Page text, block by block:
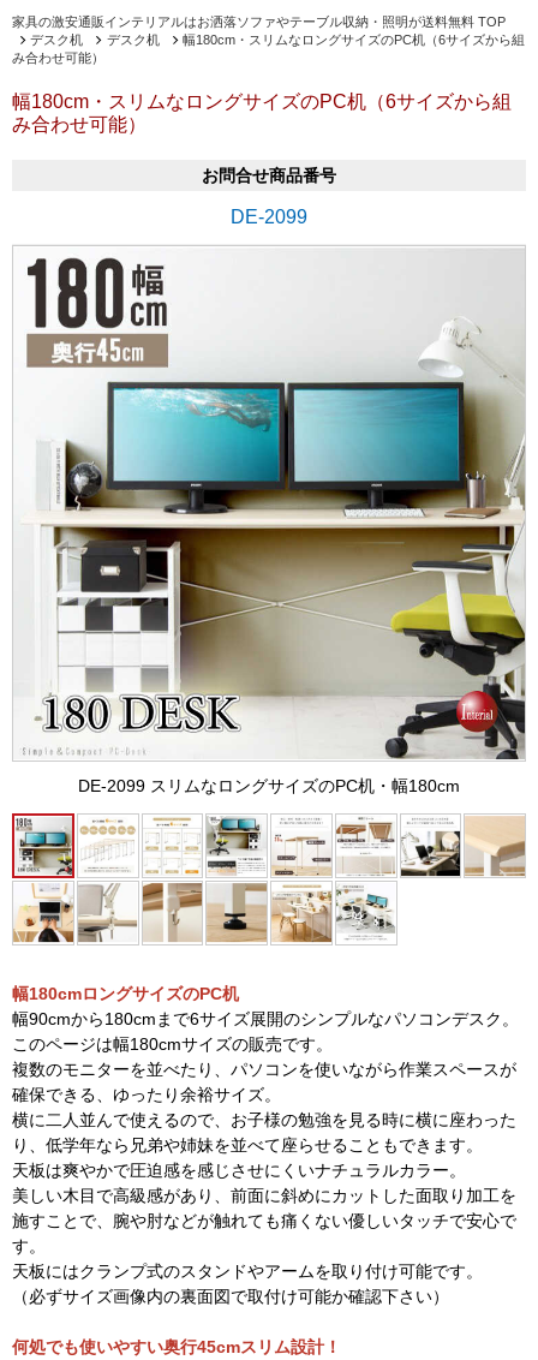
家具の激安通販インテリアルはお洒落ソファやテーブル収納・照明が送料無料 TOP
デスク机
デスク机
幅180cm・スリムなロングサイズのPC机（6サイズから組
み合わせ可能）
幅180cm・スリムなロングサイズのPC机（6サイズから組
み合わせ可能）
お問合せ商品番号
DE-2099
DE-2099 スリムなロングサイズのPC机・幅180cm
幅180cmロングサイズのPC机
幅90cmから180cmまで6サイズ展開のシンプルなパソコンデスク。
このページは幅180cmサイズの販売です。
複数のモニターを並べたり、パソコンを使いながら作業スペースが
確保できる、ゆったり余裕サイズ。
横に二人並んで使えるので、お子様の勉強を見る時に横に座わった
り、低学年なら兄弟や姉妹を並べて座らせることもできます。
天板は爽やかで圧迫感を感じさせにくいナチュラルカラー。
美しい木目で高級感があり、前面に斜めにカットした面取り加工を
施すことで、腕や肘などが触れても痛くない優しいタッチで安心で
す。
天板にはクランプ式のスタンドやアームを取り付け可能です。
（必ずサイズ画像内の裏面図で取付け可能か確認下さい）
何処でも使いやすい奥行45cmスリム設計！